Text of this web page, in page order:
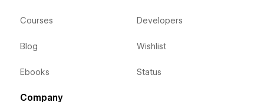
Courses
Blog
Ebooks
Developers
Wishlist
Status
Company